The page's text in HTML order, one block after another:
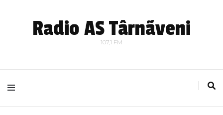
Radio AS Târnãveni
107,1 FM